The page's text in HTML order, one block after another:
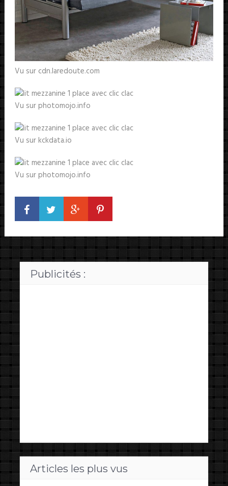
Vu sur cdn.laredoute.com
Vu sur photomojo.info
Vu sur kckdata.io
Vu sur photomojo.info
Publicités :
Articles les plus vus